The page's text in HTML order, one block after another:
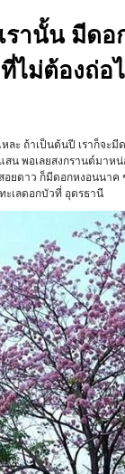
รานั้น มีด
ม่ต้องถ่อ
ละ ถ้าเป็นต้นปี เราก็จะ
สน พอเลยสงกรานต์มาห
ยดาว ก็มีดอกหงอนนาค
ะเลดอกบัวที่ อุดรธานี